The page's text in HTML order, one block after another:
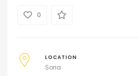
0
LOCATION
Soria